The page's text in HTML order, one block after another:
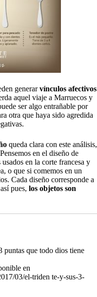
generarvínculos afectivos
aquel viaje a Marruecos y
ser algo entrañable por
otra que haya sido agredida
queda clara con este análisis,
en el diseño de
en la corte francesa y
o que si comemos en un
Cada diseño corresponde a
pues, los objetos son
que todo dios tiene
en
03/el-triden te-y-sus-3-